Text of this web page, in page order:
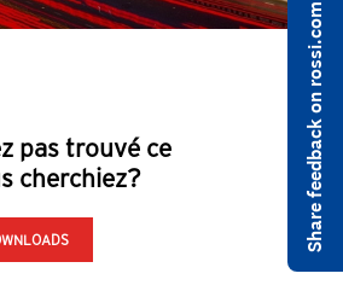
pas trouvé ce
cherchiez?
Share feedback on rossi.com